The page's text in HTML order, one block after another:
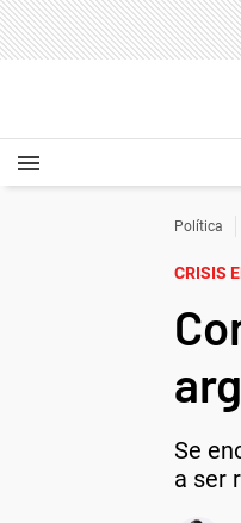
Política
CRISIS
Se
a ser